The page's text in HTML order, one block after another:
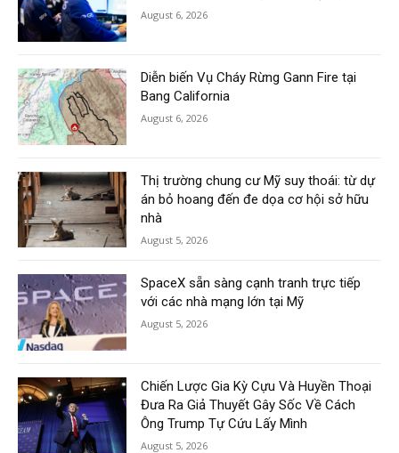
August 6, 2026
Diễn biến Vụ Cháy Rừng Gann Fire tại
Bang California
August 6, 2026
Thị trường chung cư Mỹ suy thoái: từ dự
án bỏ hoang đến đe dọa cơ hội sở hữu
nhà
August 5, 2026
SpaceX sẵn sàng cạnh tranh trực tiếp
với các nhà mạng lớn tại Mỹ
August 5, 2026
Chiến Lược Gia Kỳ Cựu Và Huyền Thoại
Đưa Ra Giả Thuyết Gây Sốc Về Cách
Ông Trump Tự Cứu Lấy Mình
August 5, 2026